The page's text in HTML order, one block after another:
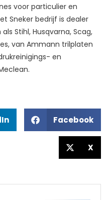
voor particulier en
Sneker bedrijf is dealer
Stihl, Husqvarna, Scag,
van Ammann trilplaten
en
Facebook
X